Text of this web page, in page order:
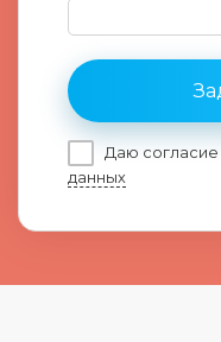
Даю согласие
данных